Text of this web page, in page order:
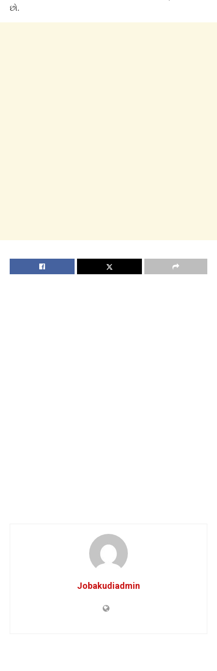
છો.
Jobakudiadmin